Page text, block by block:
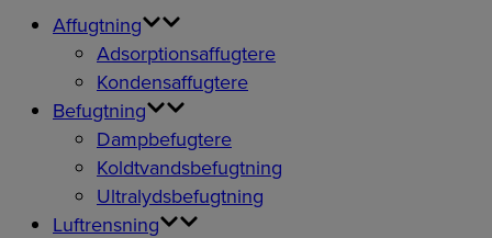
Affugtning
Adsorptionsaffugtere
Kondensaffugtere
Befugtning
Dampbefugtere
Koldtvandsbefugtning
Ultralydsbefugtning
Luftrensning